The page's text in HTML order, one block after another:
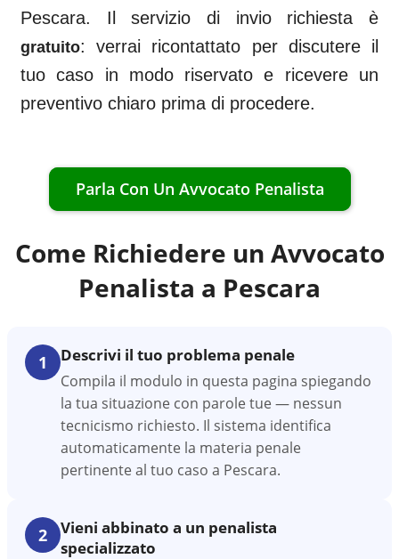
Pescara. Il servizio di invio richiesta è
gratuito: verrai ricontattato per discutere il
tuo caso in modo riservato e ricevere un
preventivo chiaro prima di procedere.
Parla Con Un Avvocato Penalista
Come Richiedere un Avvocato
Penalista a Pescara
1 Descrivi il tuo problema penale
Compila il modulo in questa pagina spiegando
la tua situazione con parole tue — nessun
tecnicismo richiesto. Il sistema identifica
automaticamente la materia penale
pertinente al tuo caso a Pescara.
2
Vieni abbinato a un penalista
specializzato